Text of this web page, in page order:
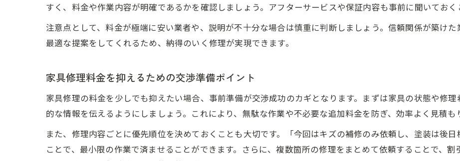
すく、料金や作業内容が明確であるかを確認しましょう。アフターサービスや保証内容も事前に聞いておく
注意点として、料金が極端に安い業者や、説明が不十分な場合は慎重に判断しましょう。信頼関係が築け
最適な提案をしてくれるため、納得のいく修理が実現できます。
家具修理料金を抑えるための交渉準備ポイント
家具修理の料金を少しでも抑えたい場合、事前準備が交渉成功のカギとなります。まずは家具の状態や修
的な情報を伝えるようにしましょう。これにより、無駄な作業や不必要な追加料金を防ぎ、効率よく見積も
また、修理内容ごとに優先順位を決めておくことも大切です。「今回はキズの補修のみ依頼し、塗装は後
ことで、最小限の作業で済ませることができます。さらに、複数箇所の修理をまとめて依頼することで、